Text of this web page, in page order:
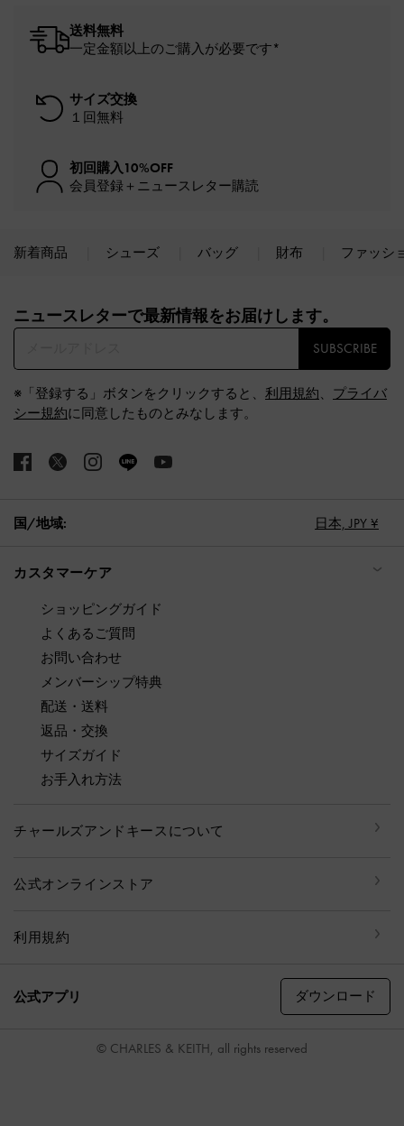
送料無料
一定金額以上のご購入が必要です*
サイズ交換
１回無料
初回購入10%OFF
会員登録＋ニュースレター購読
新着商品 シューズ バッグ 財布 ファッシ
ニュースレターで最新情報をお届けします。​
SUBSCRIBE
※「登録する」ボタンをクリックすると、 利用規約、 プライバ
シー規約に同意したものとみなします。
国/地域: 日本, JPY ¥
カスタマーケア
ショッピングガイド
よくあるご質問
お問い合わせ
メンバーシップ特典
配送・送料
返品・交換
サイズガイド
お手入れ方法
チャールズアンドキースについて
公式オンラインストア
利用規約
公式アプリ ダウンロード
© CHARLES & KEITH, all rights reserved